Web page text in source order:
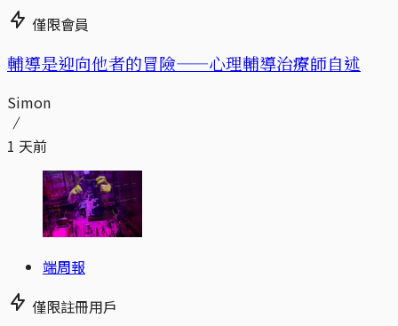
僅限會員
輔導是迎向他者的冒險——心理輔導治療師自述
Simon
1 天前
端周報
僅限註冊用戶